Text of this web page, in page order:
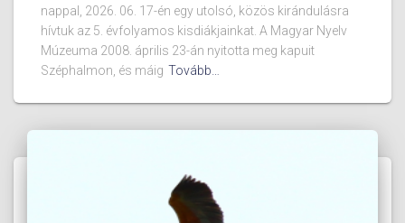
nappal, 2026. 06. 17-én egy utolsó, közös kirándulásra
hívtuk az 5. évfolyamos kisdiákjainkat. A Magyar Nyelv
Múzeuma 2008. április 23-án nyitotta meg kapuit
Széphalmon, és máig Tovább…